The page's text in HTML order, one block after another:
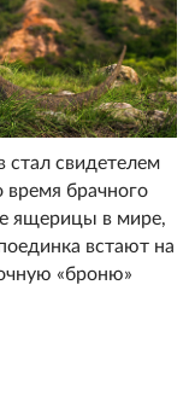
стал свидетелем
время брачного
ящерицы в мире,
встают на
«броню»